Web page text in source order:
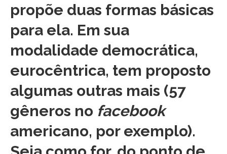
propõe duas formas básicas
para ela. Em sua
modalidade democrática,
eurocêntrica, tem proposto
algumas outras mais (57
gêneros no facebook
americano, por exemplo).